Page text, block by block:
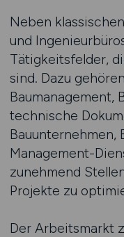
Neben
und
Tätigkeitsfelder,
sind. Dazu
Baumanagement,
technische
Bauunternehmen,
Management-
zunehmend
Projekte zu
Der Arbeitsmarkt